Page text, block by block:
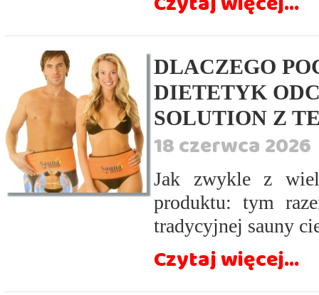
DLACZEGO
DIETETYK
SOLUTION Z
18 czerwca 2026
Jak zwykle z
produktu: tym
tradycyjnej sauny
Czytaj więcej...